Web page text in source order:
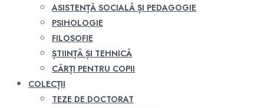
ASISTENȚĂ SOCIALĂ ȘI PEDAGOGIE
PSIHOLOGIE
FILOSOFIE
ȘTIINȚĂ ȘI TEHNICĂ
CĂRȚI PENTRU COPII
COLECȚII
TEZE DE DOCTORAT